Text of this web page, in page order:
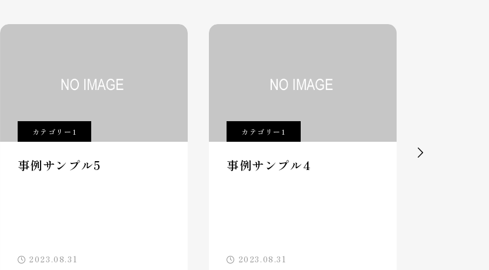
カテゴリー1
事例サンプル5
2023.08.31
カテゴリー1
事例サンプル4
2023.08.31
